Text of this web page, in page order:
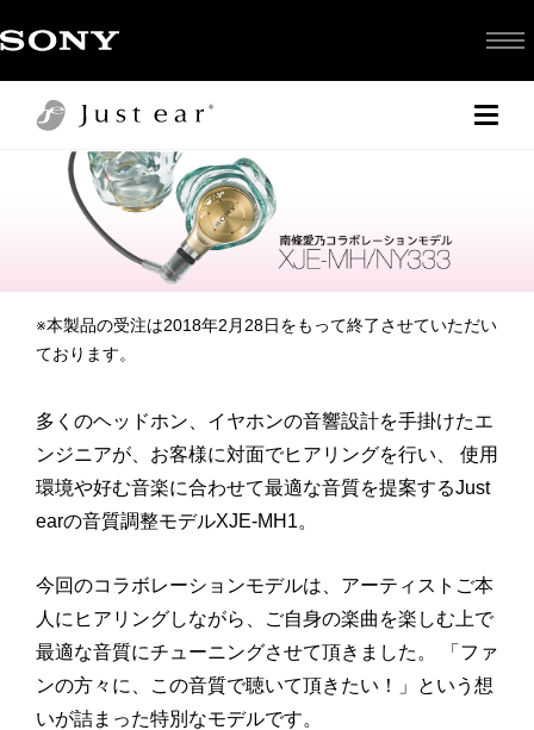
※本製品の受注は2018年2月28日をもって終了させていただい
ております。
多くのヘッドホン、イヤホンの音響設計を手掛けたエ
ンジニアが、お客様に対面でヒアリングを行い、 使用
環境や好む音楽に合わせて最適な音質を提案するJust
earの音質調整モデルXJE-MH1。
今回のコラボレーションモデルは、アーティストご本
人にヒアリングしながら、ご自身の楽曲を楽しむ上で
最適な音質にチューニングさせて頂きました。
「ファ
ンの方々に、この音質で聴いて頂きたい！」という想
いが詰まった特別なモデルです。